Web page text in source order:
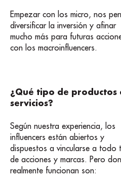
Empezar con los micro, nos
diversificar la inversión y afinar
mucho más para futuras
con los macroinfluencers.
¿Qué tipo de productos
servicios?
Según nuestra experiencia, los
influencers están abiertos y
dispuestos a vincularse a todo
de acciones y marcas. Pero
realmente funcionan son: